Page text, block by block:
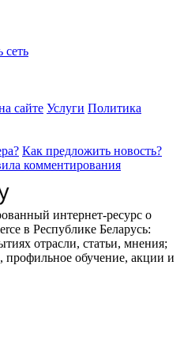
сеть
сайте Услуги Политика
Как предложить новость?
комментирования
интернет-ресурс о
в Республике Беларусь:
отрасли, статьи, мнения;
профильное обучение, акции и